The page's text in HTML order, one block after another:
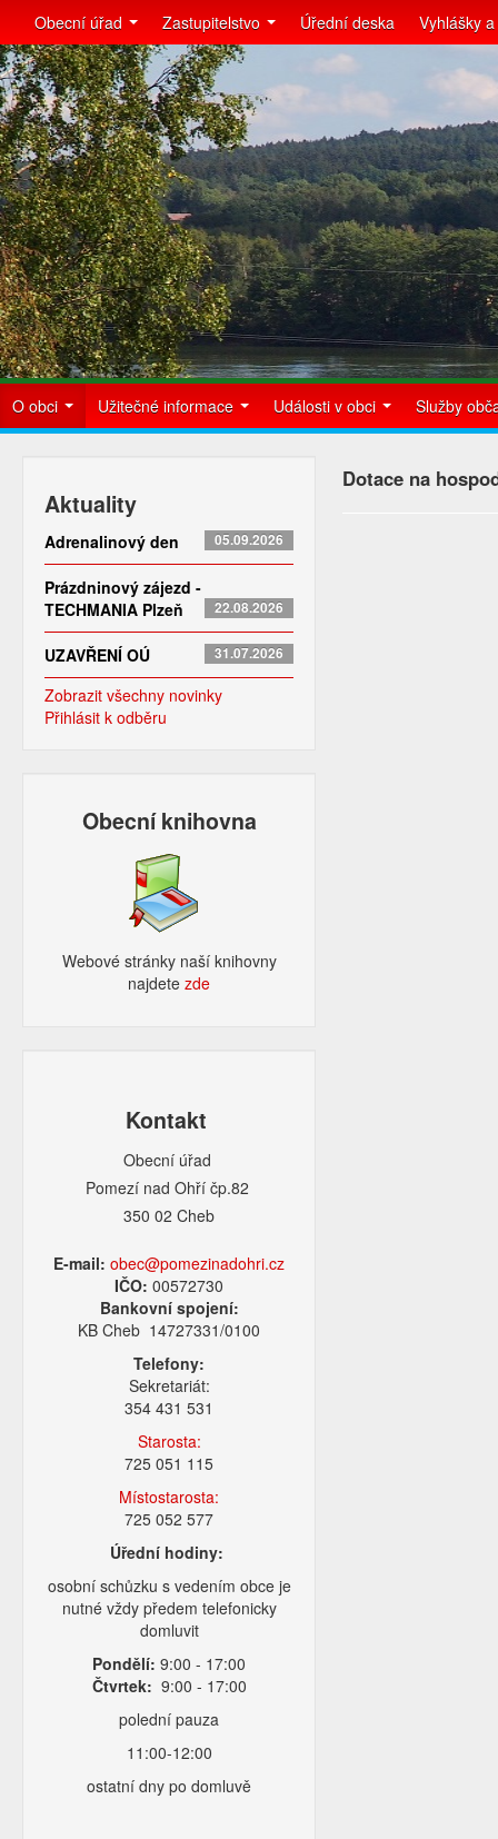
Obecní úřad Zastupitelstvo Úřední deska Vyhlášky
O obci Užitečné informace Události v obci Služby
Aktuality
Adrenalinový den 05.09.2026
Prázdninový zájezd -
TECHMANIA Plzeň
22.08.2026
UZAVŘENÍ OÚ 31.07.2026
Zobrazit všechny novinky
Přihlásit k odběru
Obecní knihovna
Webové stránky naší knihovny
najdetezde​
Kontakt
Obecní úřad
Pomezí nad Ohří čp.82
350 02 Cheb
E-mail: obec@pomezinadohri.cz
IČO:00572730
Bankovní spojení:
KB Cheb 14727331/0100
Telefony:
Sekretariát:
354 431 531
Starosta:
725 051 115
Místostarosta:
725 052 577
Úřední hodiny:
osobní schůzku s vedením obce je
nutné vždy předem telefonicky
domluvit
Pondělí: 9:00 - 17:00
Čtvrtek: 9:00 - 17:00
polední pauza
11:00-12:00
ostatní dny po domluvě
Dotace na